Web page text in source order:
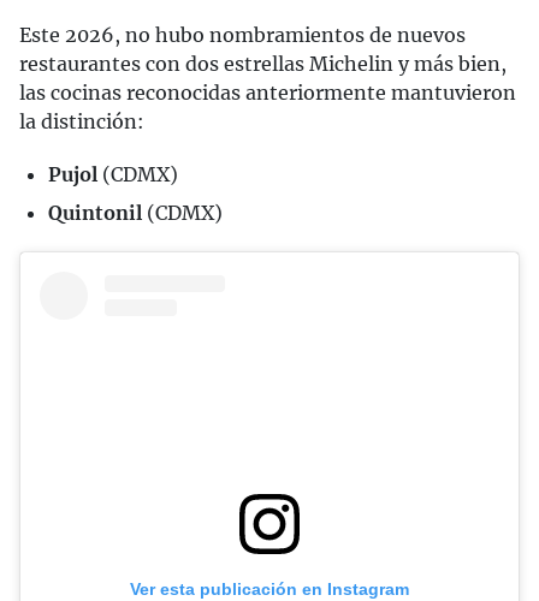
Este 2026, no hubo nombramientos de nuevos
restaurantes con dos estrellas Michelin y más bien,
las cocinas reconocidas anteriormente mantuvieron
la distinción:
Pujol (CDMX)
Quintonil (CDMX)
Ver esta publicación en Instagram